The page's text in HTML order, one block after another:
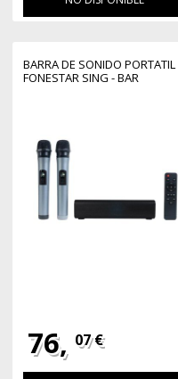
BARRA DE SONIDO PORTATIL
FONESTAR SING - BAR
76, 07 €